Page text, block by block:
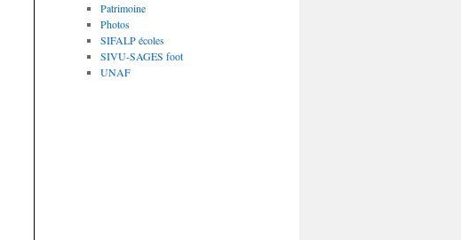
Patrimoine
Photos
SIFALP écoles
SIVU-SAGES foot
UNAF